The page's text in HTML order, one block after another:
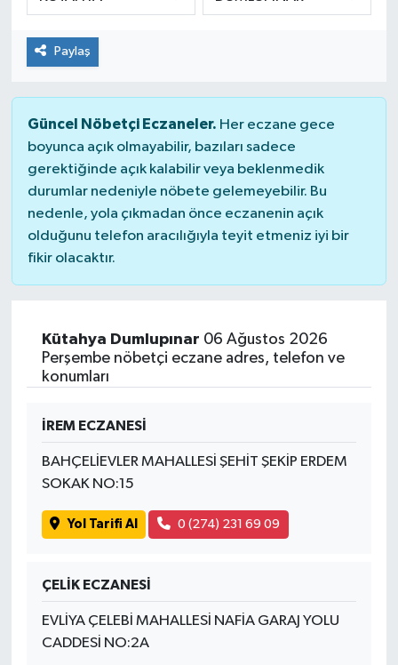
Paylaş
Güncel Nöbetçi Eczaneler. Her eczane gece
boyunca açık olmayabilir, bazıları sadece
gerektiğinde açık kalabilir veya beklenmedik
durumlar nedeniyle nöbete gelemeyebilir. Bu
nedenle, yola çıkmadan önce eczanenin açık
olduğunu telefon aracılığıyla teyit etmeniz iyi bir
fikir olacaktır.
Kütahya Dumlupınar 06 Ağustos 2026
Perşembe nöbetçi eczane adres, telefon ve
konumları
İREM ECZANESİ
BAHÇELİEVLER MAHALLESİ ŞEHİT ŞEKİP ERDEM
SOKAK NO:15
Yol Tarifi Al 0 (274) 231 69 09
ÇELİK ECZANESİ
EVLİYA ÇELEBİ MAHALLESİ NAFİA GARAJ YOLU
CADDESİ NO:2A